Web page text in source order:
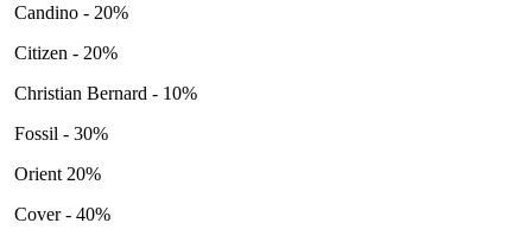
Candino - 20%
Citizen - 20%
Christian Bernard - 10%
Fossil - 30%
Orient 20%
Cover - 40%